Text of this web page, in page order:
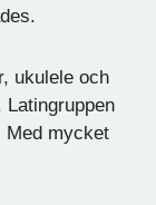
ukulele och
Med mycket